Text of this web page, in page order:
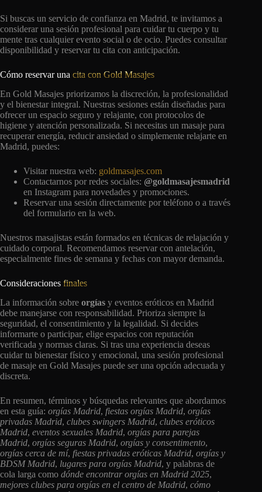
Si buscas un servicio de confianza en Madrid, te invitamos a
considerar una sesión profesional para cuidar tu cuerpo y tu
mente tras cualquier evento social o de ocio. Puedes consultar
disponibilidad y reservar tu cita con anticipación.
Cómo reservar una cita con Gold Masajes
En Gold Masajes priorizamos la discreción, la profesionalidad
y el bienestar integral. Nuestras sesiones están diseñadas para
ofrecer un espacio seguro y relajante, con protocolos de
higiene y atención personalizada. Si necesitas un masaje para
recuperar energía, reducir ansiedad o simplemente relajarte en
Madrid, puedes:
Visitar nuestra web: goldmasajes.com
Contactarnos por redes sociales: @goldmasajesmadrid
en Instagram para novedades y promociones.
Reservar una sesión directamente por teléfono o a través
del formulario en la web.
Nuestros masajistas están formados en técnicas de relajación y
cuidado corporal. Recomendamos reservar con antelación,
especialmente fines de semana y fechas con mayor demanda.
Consideraciones finales
La información sobre orgías y eventos eróticos en Madrid
debe manejarse con responsabilidad. Prioriza siempre la
seguridad, el consentimiento y la legalidad. Si decides
informarte o participar, elige espacios con reputación
verificada y normas claras. Si tras una experiencia deseas
cuidar tu bienestar físico y emocional, una sesión profesional
de masaje en Gold Masajes puede ser una opción adecuada y
discreta.
En resumen, términos y búsquedas relevantes que abordamos
en esta guía: orgías Madrid, fiestas orgías Madrid, orgías
privadas Madrid, clubes swingers Madrid, clubes eróticos
Madrid, eventos sexuales Madrid, orgías para parejas
Madrid, orgías seguras Madrid, orgías y consentimento,
orgías cerca de mí, fiestas privadas eróticas Madrid, orgías y
BDSM Madrid, lugares para orgías Madrid, y palabras de
cola larga como dónde encontrar orgías en Madrid 2025,
mejores clubes para orgías en el centro de Madrid, cómo